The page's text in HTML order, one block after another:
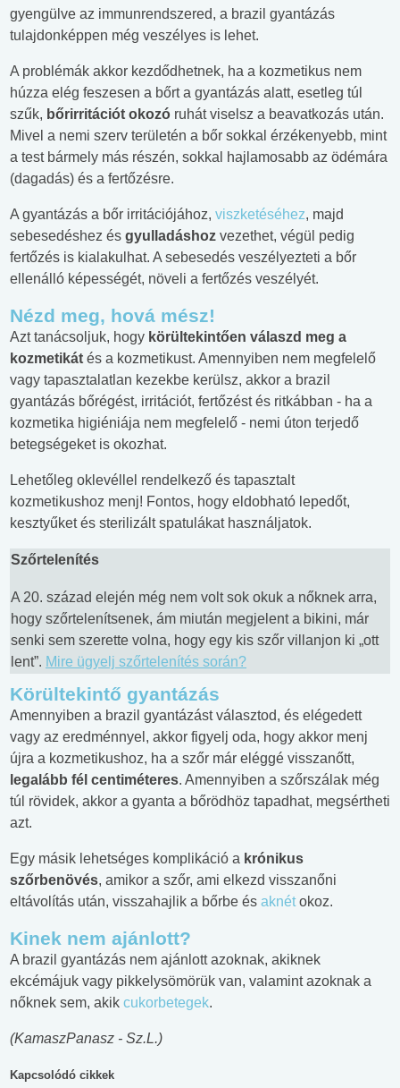
gyengülve az immunrendszered, a brazil gyantázás
tulajdonképpen még veszélyes is lehet.
A problémák akkor kezdődhetnek, ha a kozmetikus nem
húzza elég feszesen a bőrt a gyantázás alatt, esetleg túl
szűk, bőrirritációt okozó ruhát viselsz a beavatkozás után.
Mivel a nemi szerv területén a bőr sokkal érzékenyebb, mint
a test bármely más részén, sokkal hajlamosabb az ödémára
(dagadás) és a fertőzésre.
A gyantázás a bőr irritációjához, viszketéséhez, majd
sebesedéshez és gyulladáshoz vezethet, végül pedig
fertőzés is kialakulhat. A sebesedés veszélyezteti a bőr
ellenálló képességét, növeli a fertőzés veszélyét.
Nézd meg, hová mész!
Azt tanácsoljuk, hogy körültekintően válaszd meg a
kozmetikát és a kozmetikust. Amennyiben nem megfelelő
vagy tapasztalatlan kezekbe kerülsz, akkor a brazil
gyantázás bőrégést, irritációt, fertőzést és ritkábban - ha a
kozmetika higiéniája nem megfelelő - nemi úton terjedő
betegségeket is okozhat.
Lehetőleg oklevéllel rendelkező és tapasztalt
kozmetikushoz menj! Fontos, hogy eldobható lepedőt,
kesztyűket és sterilizált spatulákat használjatok.
Szőrtelenítés
A 20. század elején még nem volt sok okuk a nőknek arra,
hogy szőrtelenítsenek, ám miután megjelent a bikini, már
senki sem szerette volna, hogy egy kis szőr villanjon ki „ott
lent”. Mire ügyelj szőrtelenítés során?
Körültekintő gyantázás
Amennyiben a brazil gyantázást választod, és elégedett
vagy az eredménnyel, akkor figyelj oda, hogy akkor menj
újra a kozmetikushoz, ha a szőr már eléggé visszanőtt,
legalább fél centiméteres. Amennyiben a szőrszálak még
túl rövidek, akkor a gyanta a bőrödhöz tapadhat, megsértheti
azt.
Egy másik lehetséges komplikáció a krónikus
szőrbenövés, amikor a szőr, ami elkezd visszanőni
eltávolítás után, visszahajlik a bőrbe és aknétokoz.
Kinek nem ajánlott?
A brazil gyantázás nem ajánlott azoknak, akiknek
ekcémájuk vagy pikkelysömörük van, valamint azoknak a
nőknek sem, akik cukorbetegek.
(KamaszPanasz - Sz.L.)
Kapcsolódó cikkek